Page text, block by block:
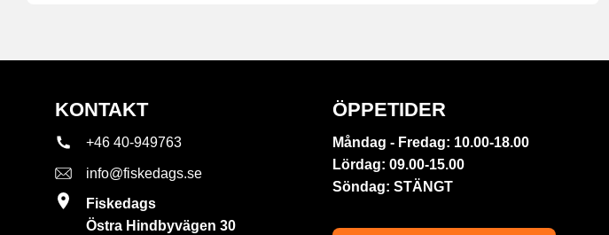
KONTAKT
+46 40-949763
info@fiskedags.se
Fiskedags
Östra Hindbyvägen 30
ÖPPETIDER
Måndag - Fredag: 10.00-18.00
Lördag: 09.00-15.00
Söndag: STÄNGT